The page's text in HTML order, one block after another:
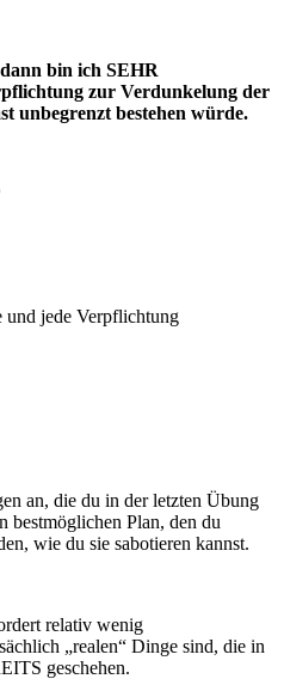
bin ich SEHR
zur Verdunkelung der
unbegrenzt bestehen würde.
und jede Verpflichtung
an, die du in der letzten Übung
bestmöglichen Plan, den du
wie du sie sabotieren kannst.
relativ wenig
„realen“ Dinge sind, die in
geschehen.